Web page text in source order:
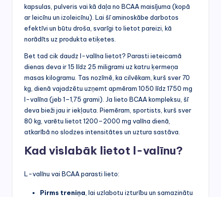
kapsulas, pulveris vai kā daļa no BCAA maisījuma (kopā
ar leicīnu un izoleicīnu). Lai šī aminoskābe darbotos
efektīvi un būtu droša, svarīgi to lietot pareizi, kā
norādīts uz produkta etiķetes.
Bet tad cik daudz l-valīna lietot? Parasti ieteicamā
dienas deva ir 15 līdz 25 miligrami uz katru ķermeņa
masas kilogramu. Tas nozīmē, ka cilvēkam, kurš sver 70
kg, dienā vajadzētu uzņemt apmēram 1050 līdz 1750 mg
l-valīna (jeb 1–1,75 grami). Ja lieto BCAA kompleksu, šī
deva bieži jau ir iekļauta. Piemēram, sportists, kurš sver
80 kg, varētu lietot 1200–2000 mg valīna dienā,
atkarībā no slodzes intensitātes un uztura sastāva.
Kad vislabāk lietot l-valīnu?
L-valīnu vai BCAA parasti lieto:
Pirms treniņa , lai uzlabotu izturību un samazinātu